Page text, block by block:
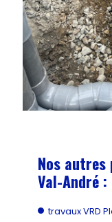
Nos
Val-André :
travaux VRD